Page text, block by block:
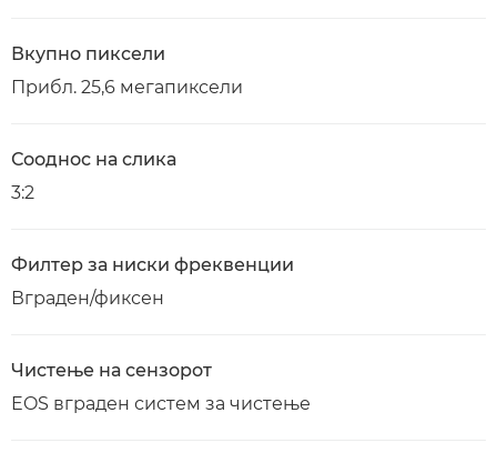
Вкупно пиксели
Прибл. 25,6 мегапиксели
Сооднос на слика
3:2
Филтер за ниски фреквенции
Вграден/фиксен
Чистење на сензорот
EOS вграден систем за чистење